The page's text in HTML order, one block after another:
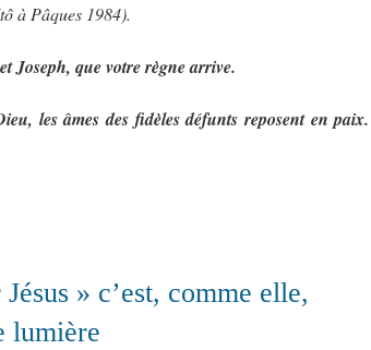
à Pâques 1984).
Joseph, que votre règne arrive.
les âmes des fidèles défunts reposent en paix.
» c’est, comme elle,
lumière